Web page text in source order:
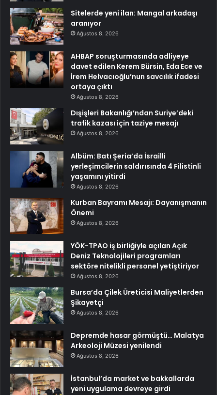
Sitelerde yeni ilan: Mangal arkadaşı
aranıyor
Ağustos 8, 2026
AHBAP soruşturmasında adliyeye
davet edilen Kerem Bürsin, Eda Ece ve
İrem Helvacıoğlu’nun savcılık ifadesi
ortaya çıktı
Ağustos 8, 2026
Dışişleri Bakanlığı’ndan Suriye’deki
trafik kazası için taziye mesajı
Ağustos 8, 2026
Albüm: Batı Şeria’da İsrailli
yerleşimcilerin saldırısında 4 Filistinli
yaşamını yitirdi
Ağustos 8, 2026
Kurban Bayramı Mesajı: Dayanışmanın
Önemi
Ağustos 8, 2026
YÖK-TPAO iş birliğiyle açılan Açık
Deniz Teknolojileri programları
sektöre nitelikli personel yetiştiriyor
Ağustos 8, 2026
Bursa’da Çilek Üreticisi Maliyetlerden
Şikayetçi
Ağustos 8, 2026
Depremde hasar görmüştü… Malatya
Arkeoloji Müzesi yenilendi
Ağustos 8, 2026
İstanbul’da market ve bakkallarda
yeni uygulama devreye girdi